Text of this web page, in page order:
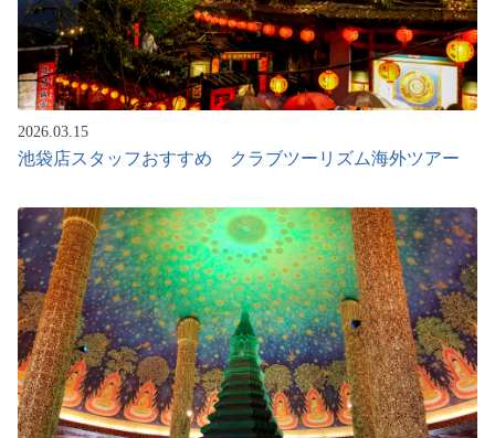
2026.03.15
池袋店スタッフおすすめ クラブツーリズム海外ツアー